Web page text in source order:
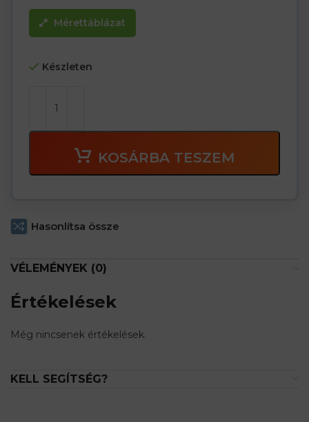
Mérettáblázat
Készleten
KOSÁRBA TESZEM
Hasonlítsa össze
VÉLEMÉNYEK (0)
Értékelések
Még nincsenek értékelések.
KELL SEGÍTSÉG?